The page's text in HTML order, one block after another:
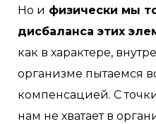
Но и физически мы
дисбаланса этих
как в характере,
организме пытаемся
компенсацией. С
нам не хватает в